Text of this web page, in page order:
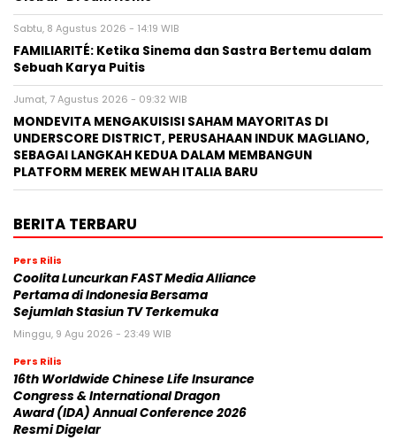
Sabtu, 8 Agustus 2026 - 14:19 WIB
FAMILIARITÉ: Ketika Sinema dan Sastra Bertemu dalam
Sebuah Karya Puitis
Jumat, 7 Agustus 2026 - 09:32 WIB
MONDEVITA MENGAKUISISI SAHAM MAYORITAS DI
UNDERSCORE DISTRICT, PERUSAHAAN INDUK MAGLIANO,
SEBAGAI LANGKAH KEDUA DALAM MEMBANGUN
PLATFORM MEREK MEWAH ITALIA BARU
BERITA TERBARU
Pers Rilis
Coolita Luncurkan FAST Media Alliance
Pertama di Indonesia Bersama
Sejumlah Stasiun TV Terkemuka
Minggu, 9 Agu 2026 - 23:49 WIB
Pers Rilis
16th Worldwide Chinese Life Insurance
Congress & International Dragon
Award (IDA) Annual Conference 2026
Resmi Digelar